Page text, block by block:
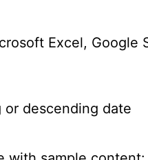
Excel, Google
or descending date